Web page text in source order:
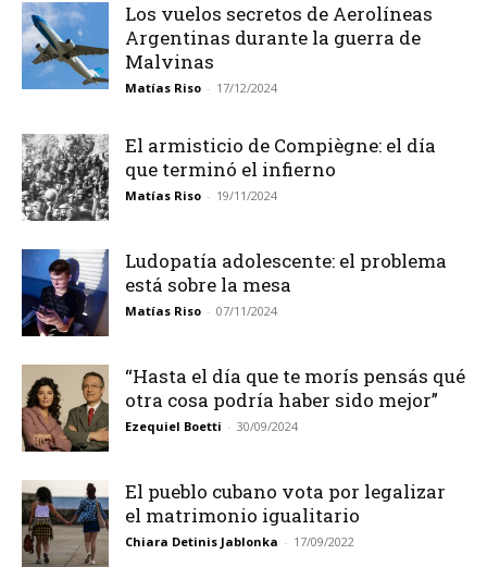
Los vuelos secretos de Aerolíneas
Argentinas durante la guerra de
Malvinas
Matías Riso - 17/12/2024
El armisticio de Compiègne: el día
que terminó el infierno
Matías Riso - 19/11/2024
Ludopatía adolescente: el problema
está sobre la mesa
Matías Riso - 07/11/2024
“Hasta el día que te morís pensás qué
otra cosa podría haber sido mejor”
Ezequiel Boetti - 30/09/2024
El pueblo cubano vota por legalizar
el matrimonio igualitario
Chiara Detinis Jablonka - 17/09/2022